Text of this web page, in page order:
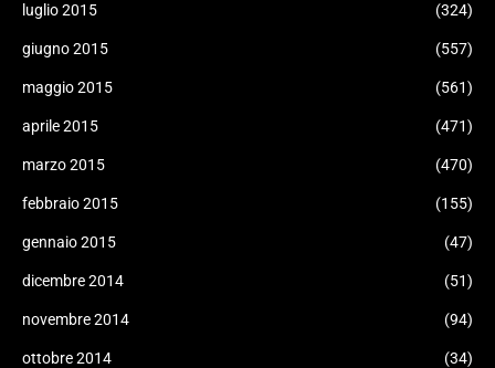
luglio 2015 (324)
giugno 2015 (557)
maggio 2015 (561)
aprile 2015 (471)
marzo 2015 (470)
febbraio 2015 (155)
gennaio 2015 (47)
dicembre 2014 (51)
novembre 2014 (94)
ottobre 2014 (34)